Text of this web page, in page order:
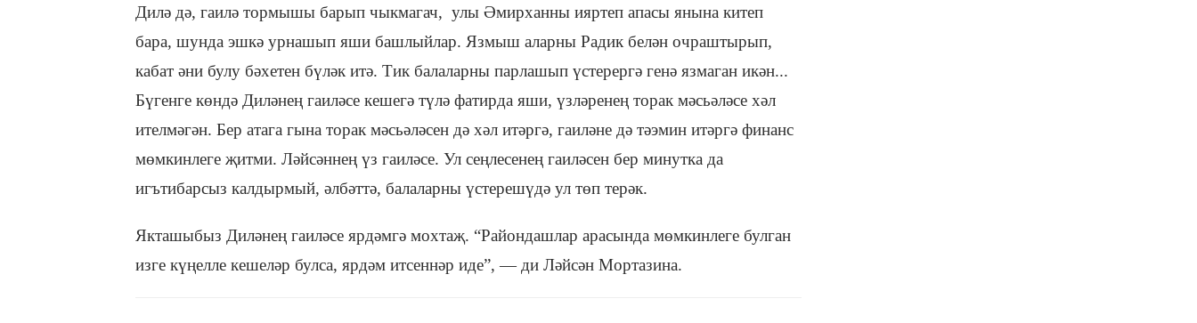
Дилә дә, гаилә тормышы барып чыкмагач, улы Әмирханны ияртеп апасы янына китеп
бара, шунда эшкә урнашып яши башлыйлар. Язмыш аларны Радик белән очраштырып,
кабат әни булу бәхетен бүләк итә. Тик балаларны парлашып үстерергә генә язмаган икән...
Бүгенге көндә Диләнең гаиләсе кешегә түлә фатирда яши, үзләренең торак мәсьәләсе хәл
ителмәгән. Бер атага гына торак мәсьәләсен дә хәл итәргә, гаиләне дә тәэмин итәргә финанс
мөмкинлеге җитми. Ләйсәннең үз гаиләсе. Ул сеңлесенең гаиләсен бер минутка да
игътибарсыз калдырмый, әлбәттә, балаларны үстерешүдә ул төп терәк.
Якташыбыз Диләнең гаиләсе ярдәмгә мохтаҗ. “Райондашлар арасында мөмкинлеге булган
изге күңелле кешеләр булса, ярдәм итсеннәр иде”, — ди Ләйсән Мортазина.